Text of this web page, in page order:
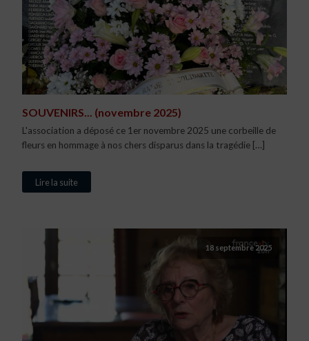
SOUVENIRS... (novembre 2025)
L'association a déposé ce 1er novembre 2025 une corbeille de
fleurs en hommage à nos chers disparus dans la tragédie […]
Lire la suite
18 septembre 2025